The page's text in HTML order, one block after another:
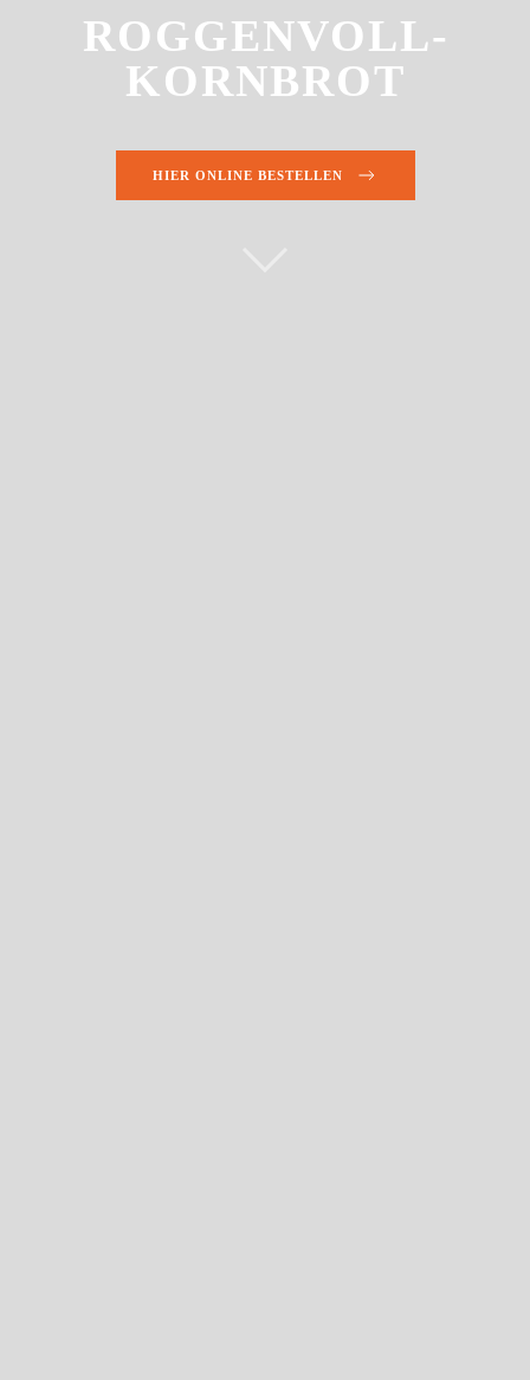
ROGGENVOLL­
KORNBROT
HIER ONLINE BESTELLEN